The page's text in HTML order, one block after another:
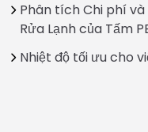
Phân tích Chi phí
Rửa Lạnh của Tấm
Nhiệt độ tối ưu cho